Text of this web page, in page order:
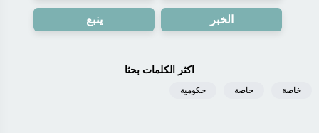
الخبر ينبع
اكثر الكلمات بحثا
خاصة خاصة حكومية